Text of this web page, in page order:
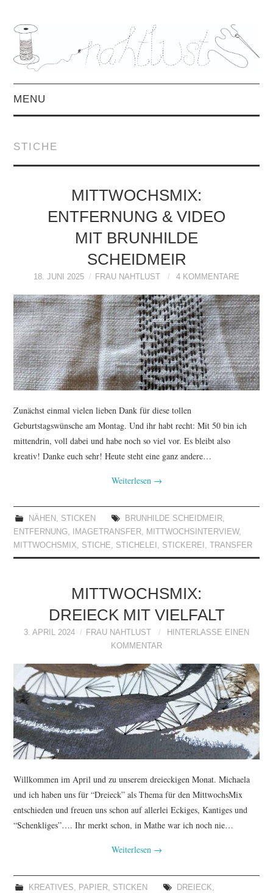
MENU
MITTWOCHSMIX &
INTERVIEWS
FREEBOOKS &
WORKSHOPS
PAPIERLIEBE AM
MONTAG
IMPRESSUM
DATENSCHUTZ
STICHE
MITTWOCHSMIX:
ENTFERNUNG & VIDEO
MIT BRUNHILDE
SCHEIDMEIR
18. JUNI 2025 FRAU NAHTLUST 4 KOMMENTARE
Zunächst einmal vielen lieben Dank für diese tollen
Geburtstagswünsche am Montag. Und ihr habt recht: Mit 50 bin ich
mittendrin, voll dabei und habe noch so viel vor. Es bleibt also
kreativ! Danke euch sehr! Heute steht eine ganz andere…
Weiterlesen →
NÄHEN , STICKEN BRUNHILDE SCHEIDMEIR,
ENTFERNUNG, IMAGETRANSFER, MITTWOCHSINTERVIEW,
MITTWOCHSMIX, STICHE, STICHELEI , STICKEREI , TRANSFER
MITTWOCHSMIX:
DREIECK MIT VIELFALT
3. APRIL 2024 FRAU NAHTLUST
HINTERLASSE EINEN
KOMMENTAR
Willkommen im April und zu unserem dreieckigen Monat. Michaela
und ich haben uns für “Dreieck” als Thema für den MittwochsMix
entschieden und freuen uns schon auf allerlei Eckiges, Kantiges und
“Schenkliges”…. Ihr merkt schon, in Mathe war ich noch nie…
Weiterlesen →
KREATIVES, PAPIER, STICKEN DREIECK,